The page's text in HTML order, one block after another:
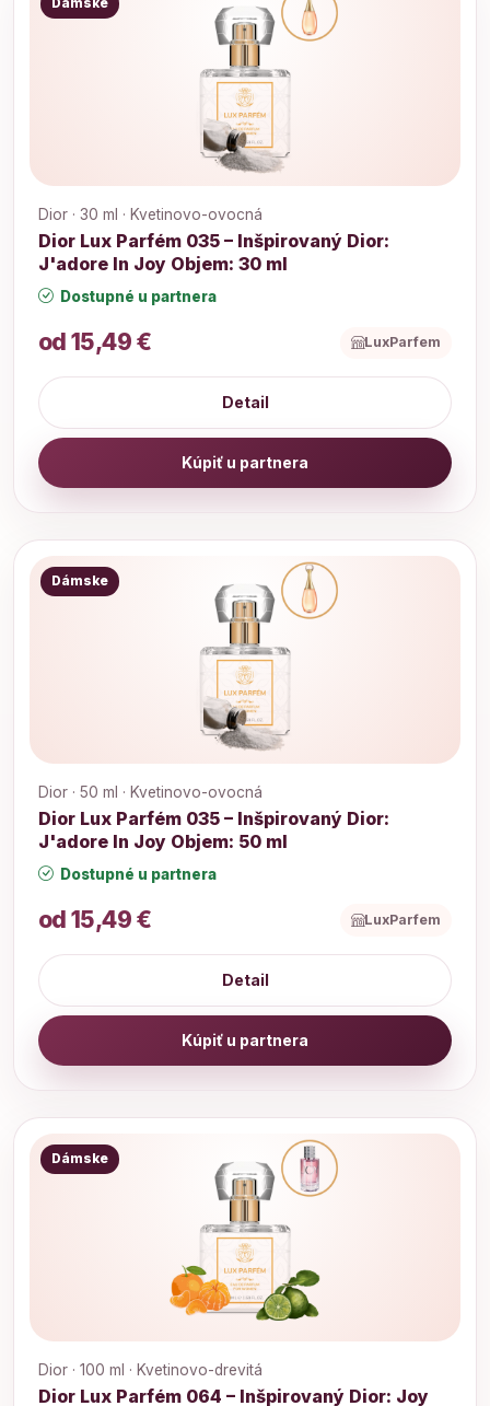
Dámske
Dior · 30 ml · Kvetinovo-ovocná
Dior Lux Parfém 035 – Inšpirovaný Dior:
J'adore In Joy Objem: 30 ml
Dostupné u partnera
od 15,49 € LuxParfem
Detail
Kúpiť u partnera
Dámske
Dior · 50 ml · Kvetinovo-ovocná
Dior Lux Parfém 035 – Inšpirovaný Dior:
J'adore In Joy Objem: 50 ml
Dostupné u partnera
od 15,49 € LuxParfem
Detail
Kúpiť u partnera
Dámske
Dior · 100 ml · Kvetinovo-drevitá
Dior Lux Parfém 064 – Inšpirovaný Dior: Joy